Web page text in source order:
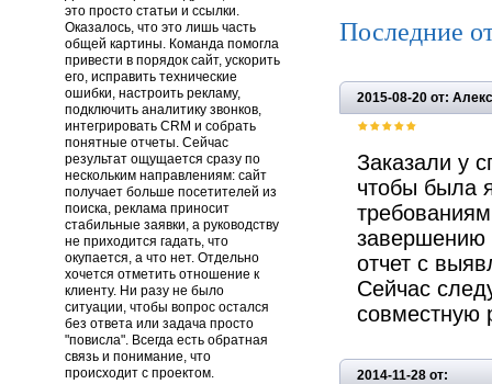
это просто статьи и ссылки.
Оказалось, что это лишь часть
общей картины. Команда помогла
привести в порядок сайт, ускорить
его, исправить технические
ошибки, настроить рекламу,
подключить аналитику звонков,
интегрировать CRM и собрать
понятные отчеты. Сейчас
результат ощущается сразу по
нескольким направлениям: сайт
получает больше посетителей из
поиска, реклама приносит
стабильные заявки, а руководству
не приходится гадать, что
окупается, а что нет. Отдельно
хочется отметить отношение к
клиенту. Ни разу не было
ситуации, чтобы вопрос остался
без ответа или задача просто
"повисла". Всегда есть обратная
связь и понимание, что
происходит с проектом.
Последние
2015-08-20 от:
Заказали у
чтобы была
завершению
отчет с
Сейчас
совместную
2014-11-28 от: